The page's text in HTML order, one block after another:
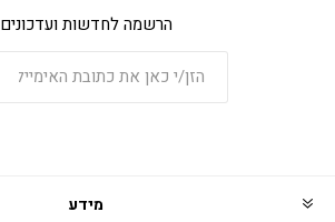
הרשמה לחדשות ועדכונים
מידע